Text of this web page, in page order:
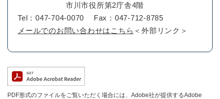
市川市役所第2庁舎4階
Tel：047-704-0070
Fax：047-712-8785
メールでのお問い合わせはこちら ＜外部リンク＞
PDF形式のファイルをご覧いただく場合には、Adobe社が提供するAdobe